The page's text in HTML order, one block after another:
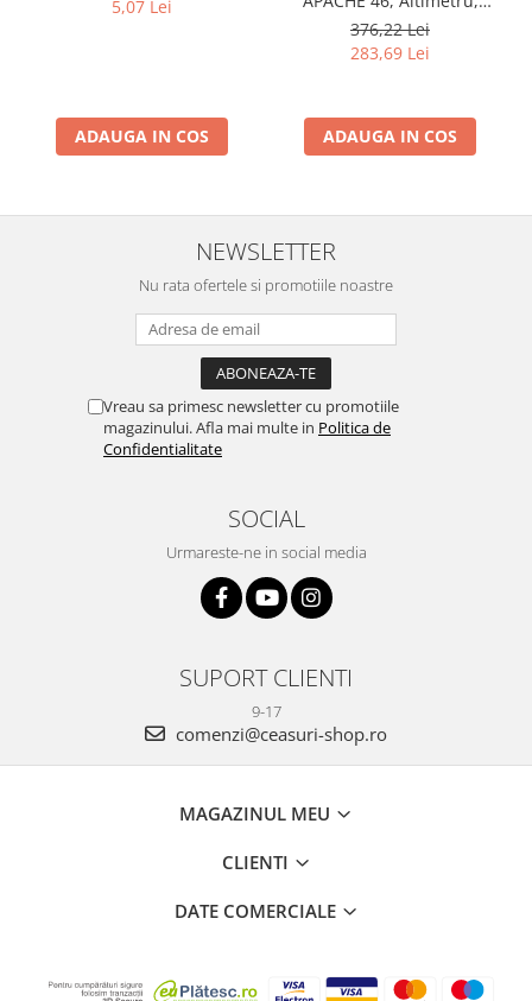
5,07 Lei
ADAUGA IN COS
Barometru, Cronometru,
Termometru, Pedometru,
Busola
376,22 Lei
283,69 Lei
ADAUGA IN COS
NEWSLETTER
Nu rata ofertele si promotiile noastre
Vreau sa primesc newsletter cu promotiile
magazinului. Afla mai multe in Politica de
Confidentialitate
SOCIAL
Urmareste-ne in social media
SUPORT CLIENTI
9-17
comenzi@ceasuri-shop.ro
MAGAZINUL MEU
CLIENTI
DATE COMERCIALE